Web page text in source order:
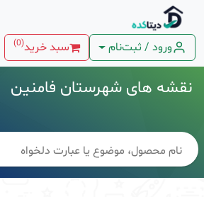
ورود / ثبت‌نام سبد خرید(
0
)
نقشه های شهرستان فامنین